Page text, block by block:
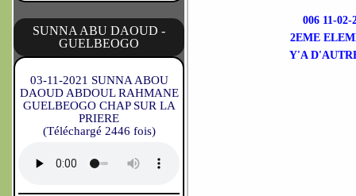
SUNNA ABU DAOUD -
GUELBEOGO
03-11-2021 SUNNA ABOU
DAOUD ABDOUL RAHMANE
GUELBEOGO CHAP SUR LA
PRIERE
(Téléchargé 2446 fois)
006 11-
2EME
Y'A